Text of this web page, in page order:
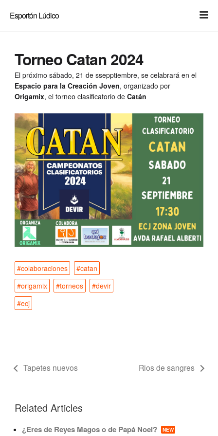
Esportón Lúdico Dark
Torneo Catan 2024
El próximo sábado, 21 de ssepptiembre, se celabrará en el
Espacio para la Creación Joven, organizado por
Origamix, el torneo clasificatorio de Catán
#colaboraciones
#catan
#origamix
#torneos
#devir
#ecj
Tapetes nuevos Rios de sangres
Related Articles
¿Eres de Reyes Magos o de Papá Noel? NEW